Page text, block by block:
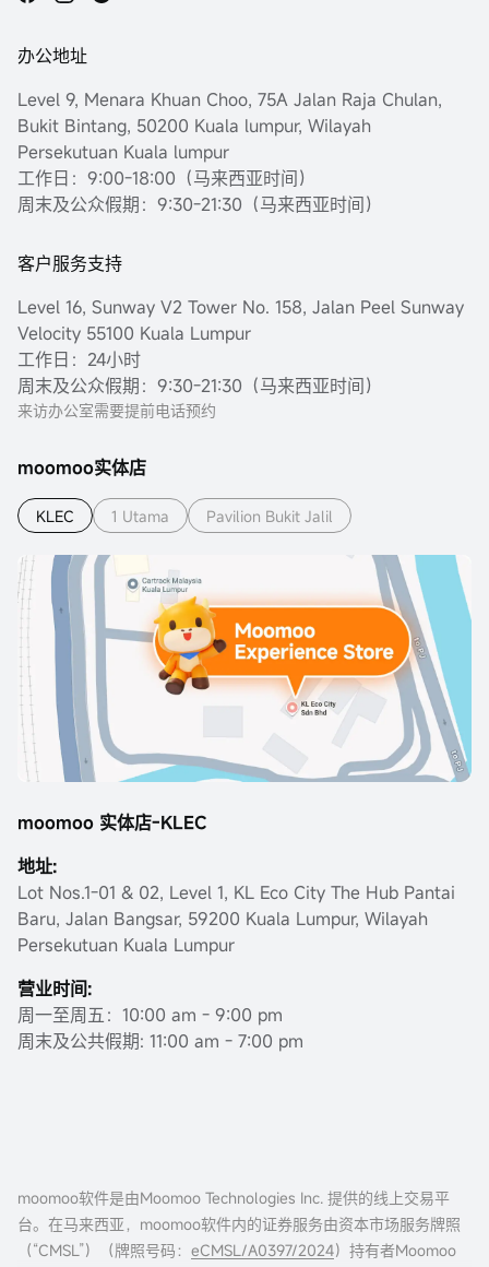
办公地址
Level 9, Menara Khuan Choo, 75A Jalan Raja Chulan,
Bukit Bintang, 50200 Kuala lumpur, Wilayah
Persekutuan Kuala lumpur
工作日：9:00-18:00（马来西亚时间）
周末及公众假期：9:30-21:30（马来西亚时间）
客户服务支持
Level 16, Sunway V2 Tower No. 158, Jalan Peel Sunway
Velocity 55100 Kuala Lumpur
工作日：24小时
周末及公众假期：9:30-21:30（马来西亚时间）
来访办公室需要提前电话预约
moomoo实体店
KLEC 1 Utama Pavilion Bukit Jalil
moomoo 实体店-KLEC
地址:
Lot Nos.1-01 & 02, Level 1, KL Eco City The Hub Pantai
Baru, Jalan Bangsar, 59200 Kuala Lumpur, Wilayah
Persekutuan Kuala Lumpur
营业时间:
周一至周五：10:00 am - 9:00 pm
周末及公共假期: 11:00 am - 7:00 pm
moomoo软件是由Moomoo Technologies Inc. 提供的线上交易平
台。在马来西亚，moomoo软件内的证券服务由资本市场服务牌照
（“CMSL”）（牌照号码： eCMSL/A0397/2024）持有者Moomoo